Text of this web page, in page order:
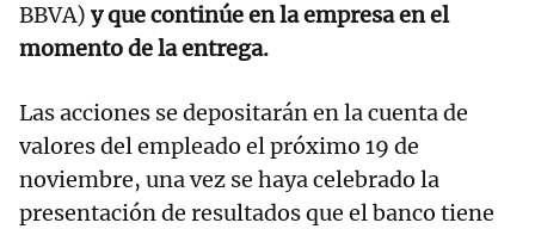
BBVA) y que continúe en la empresa en el
momento de la entrega.
Las acciones se depositarán en la cuenta de
valores del empleado el próximo 19 de
noviembre, una vez se haya celebrado la
presentación de resultados que el banco tiene